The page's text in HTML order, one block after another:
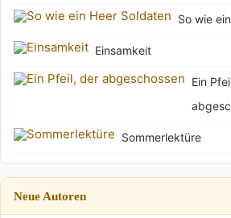
So wie
Einsamkeit
Ein
Sommerlektüre
Neue Autoren